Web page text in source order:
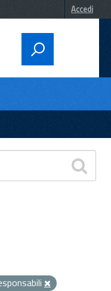
Accedi